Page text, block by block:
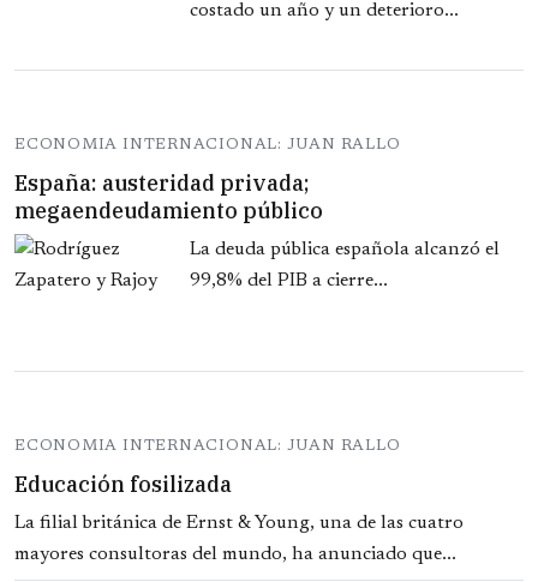
costado un año y un deterioro...
ECONOMIA INTERNACIONAL: JUAN RALLO
España: austeridad privada;
megaendeudamiento público
La deuda pública española alcanzó el
99,8% del PIB a cierre...
ECONOMIA INTERNACIONAL: JUAN RALLO
Educación fosilizada
La filial británica de Ernst & Young, una de las cuatro
mayores consultoras del mundo, ha anunciado que...